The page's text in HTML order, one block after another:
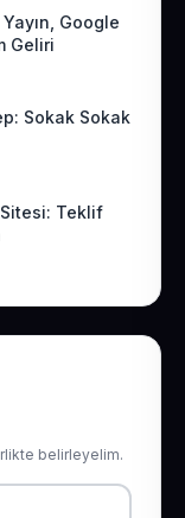
Yayın, Google
Geliri
Sokak Sokak
Teklif
belirleyelim.